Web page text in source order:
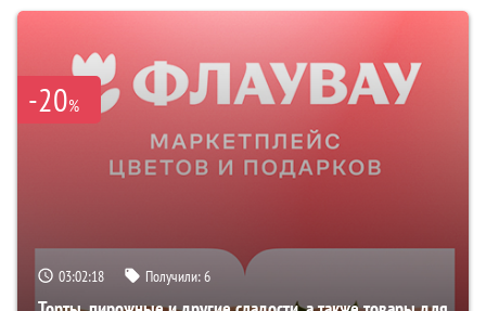
-20%
03:02:17 Получили:6